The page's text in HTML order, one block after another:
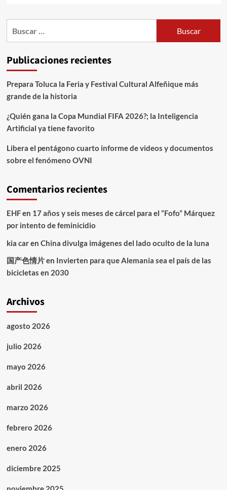
Publicaciones recientes
Prepara Toluca la Feria y Festival Cultural Alfeñique más
grande de la historia
¿Quién gana la Copa Mundial FIFA 2026?; la Inteligencia
Artificial ya tiene favorito
Libera el pentágono cuarto informe de videos y documentos
sobre el fenómeno OVNI
Comentarios recientes
EHFen 17 años y seis meses de cárcel para el “Fofo” Márquez
por intento de feminicidio
kia caren China divulga imágenes del lado oculto de la luna
国产色情片en Invierten para que Alemania sea el país de las
bicicletas en 2030
Archivos
agosto 2026
julio 2026
mayo 2026
abril 2026
marzo 2026
febrero 2026
enero 2026
diciembre 2025